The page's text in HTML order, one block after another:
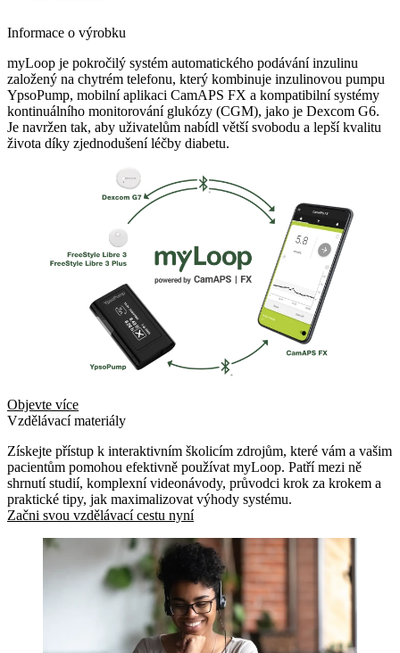
Informace o výrobku
myLoop je pokročilý systém automatického podávání inzulinu
založený na chytrém telefonu, který kombinuje inzulinovou pumpu
YpsoPump, mobilní aplikaci CamAPS FX a kompatibilní systémy
kontinuálního monitorování glukózy (CGM), jako je Dexcom G6.
Je navržen tak, aby uživatelům nabídl větší svobodu a lepší kvalitu
života díky zjednodušení léčby diabetu.
Objevte více
Vzdělávací materiály
Získejte přístup k interaktivním školicím zdrojům, které vám a vašim
pacientům pomohou efektivně používat myLoop. Patří mezi ně
shrnutí studií, komplexní videonávody, průvodci krok za krokem a
praktické tipy, jak maximalizovat výhody systému.
Začni svou vzdělávací cestu nyní